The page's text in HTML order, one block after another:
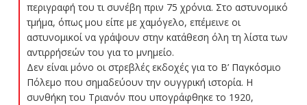
περιγραφή του τι συνέβη πριν 75 χρόνια. Στο αστυνομικό
τμήμα, όπως μου είπε με χαμόγελο, επέμεινε οι
αστυνομικοί να γράψουν στην κατάθεση όλη τη λίστα των
αντιρρήσεών του για το μνημείο.
Δεν είναι μόνο οι στρεβλές εκδοχές για το Β’ Παγκόσμιο
Πόλεμο που σημαδεύουν την ουγγρική ιστορία. Η
συνθήκη του Τριανόν που υπογράφθηκε το 1920,